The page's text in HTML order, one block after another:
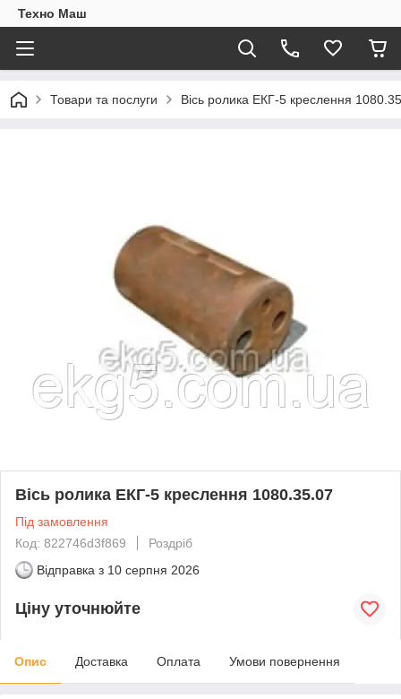
Техно Маш
Товари та послуги Вісь ролика ЕКГ-5 креслення
Вісь ролика ЕКГ-5 креслення 1080.35.07
Під замовлення
Код: 822746d3f869
Роздріб
Відправка з 10 серпня 2026
Ціну уточнюйте
Опис Доставка Оплата Умови повернення